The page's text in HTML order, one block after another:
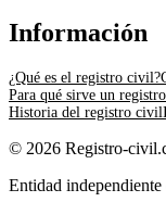
Información
¿Qué es el registro civil?
Para qué sirve un
Historia del registro civil
© 2026 Registro-
Entidad